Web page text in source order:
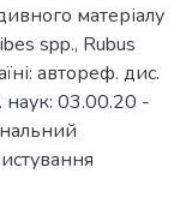
матеріалу
spp., Rubus
автореф. дис.
наук: 03.00.20 -